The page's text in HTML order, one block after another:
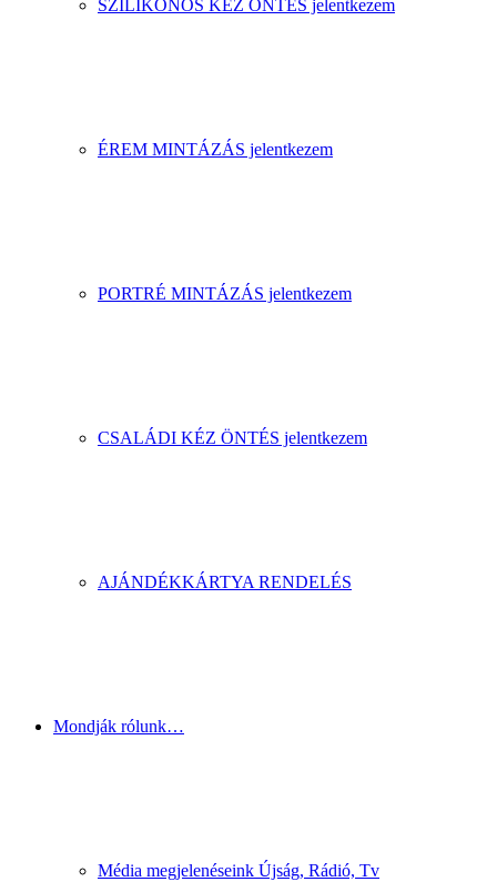
SZILIKONOS KÉZ ÖNTÉS jelentkezem
ÉREM MINTÁZÁS jelentkezem
PORTRÉ MINTÁZÁS jelentkezem
CSALÁDI KÉZ ÖNTÉS jelentkezem
AJÁNDÉKKÁRTYA RENDELÉS
Mondják rólunk…
Média megjelenéseink Újság, Rádió, Tv